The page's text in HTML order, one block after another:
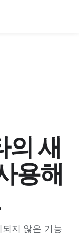
의 새
용해
지 않은 기능